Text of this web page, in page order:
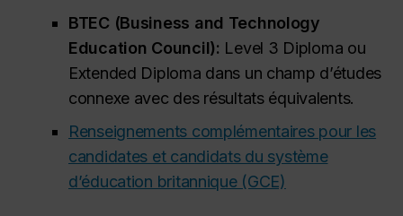
BTEC (Business and Technology
Education Council): Level 3 Diploma ou
Extended Diploma dans un champ d’études
connexe avec des résultats équivalents.
Renseignements complémentaires pour les
candidates et candidats du système
d’éducation britannique (GCE)